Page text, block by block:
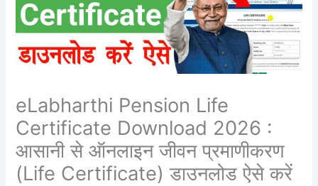
eLabharthi Pension Life
Certificate Download 2026 :
आसानी से ऑनलाइन जीवन प्रमाणीकरण
(Life Certificate) डाउनलोड ऐसे करें